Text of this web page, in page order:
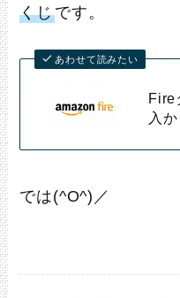
くじです。
あわせて読みたい
Fire
入
では(^O^)／